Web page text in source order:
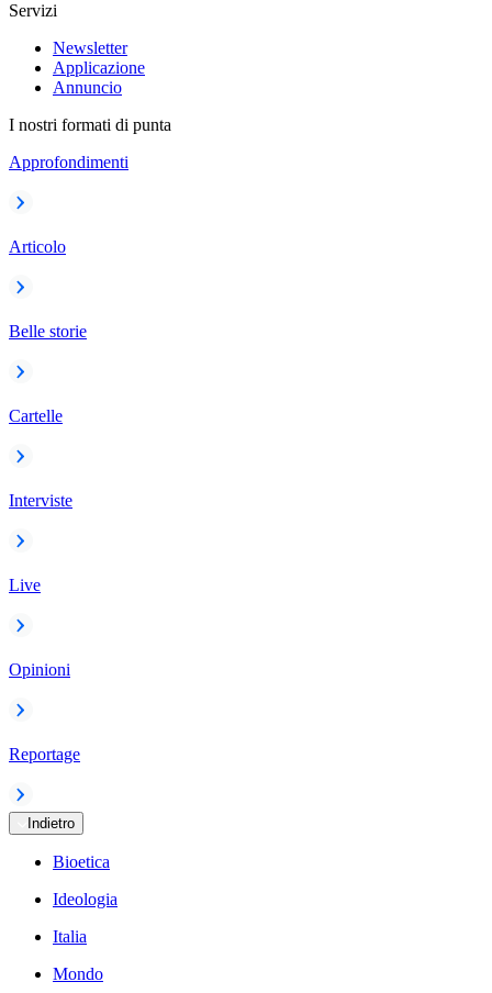
Servizi
Newsletter
Applicazione
Annuncio
I nostri formati di punta
Approfondimenti
Articolo
Belle storie
Cartelle
Interviste
Live
Opinioni
Reportage
Indietro
Bioetica
Ideologia
Italia
Mondo